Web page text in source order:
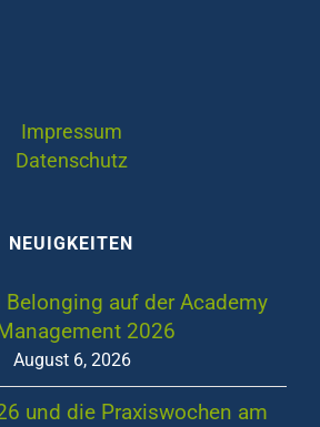
Impressum
Datenschutz
NEUIGKEITEN
Belonging auf der Academy
2026
August 6, 2026
und die Praxiswochen am